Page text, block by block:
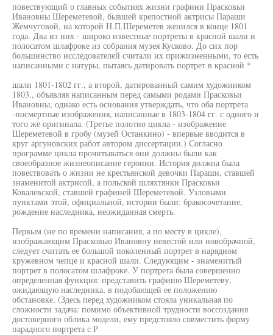
повествующий о главных событиях жизни графини Прасковьи
Ивановны Шереметевой, бывшей крепостной актрисы Параши
Жемчуговой, на которой Н.П.Шереметев женился в конце 1801
года. Два из них - широко известные портреты в красной шали и
полосатом шлафроке из собрания музея Кусково. До сих пор
большинство исследователей считали их прижизненными, то есть
написанными с натуры, пытаясь датировать портрет в красной *
шали 1801-1802 гг., а второй, датированный самим художником
1803., объявляя написанным перед самыми родами Прасковьи
Ивановны, однако есть основания утверждать, что оба портрета
-посмертные изображения, написанные в 1803-1804 гг. с одного и
того же оригинала. (Третье полотно цикла - изображение
Шереметевой в гробу (музей Останкино) - впервые вводится в
круг аргуновских работ автором диссертации.) Согласно
программе цикла прочитываться они должны были как
своеобразное жизнеописание героини. История должна была
повествовать о жизни не крестьянской девочки Параши, ставшей
знаменитой актрисой, а польской шляхтянки Прасковьи
Ковалевской, ставшей графиней Шереметевой. Узловыми
пунктами этой, официальной, истории были: бракосочетание,
рождение наследника, неожиданная смерть.
Первым (не по времени написания, а по месту в цикле),
изображающим Прасковью Ивановну невестой или новобрачной,
следует считать ее большой поколенный портрет в нарядном
кружевном чепце и красной шали. Следующим - знаменитый
портрет в полосатом шлафроке. У портрета была совершенно
определенная функция: представить графиню Шереметеву,
ожидающую наследника, в подобающей ее положению
обстановке. (Здесь перед художником стояла уникальная по
сложности задача: помимо объективной трудности воссоздания
достоверного облика модели, ему предстояло совместить форму
парадного портрета с Р